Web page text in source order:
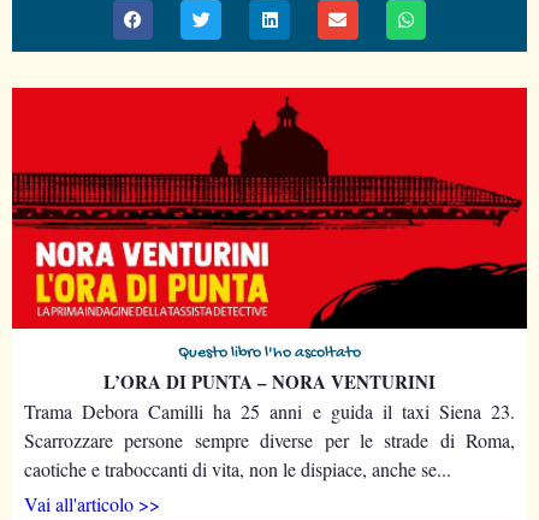
Questo libro l'ho ascoltato
L’ORA DI PUNTA – NORA VENTURINI
Trama Debora Camilli ha 25 anni e guida il taxi Siena 23.
Scarrozzare persone sempre diverse per le strade di Roma,
caotiche e traboccanti di vita, non le dispiace, anche se...
Vai all'articolo >>